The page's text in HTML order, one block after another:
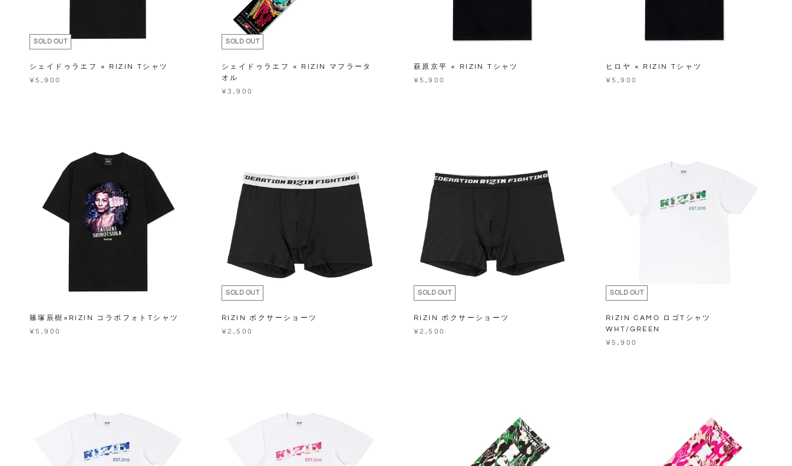
SOLD OUT
シェイドゥラエフ × RIZIN Tシャツ
¥5,900
SOLD OUT
シェイドゥラエフ × RIZIN マフラータ
オル
¥3,900
萩原京平 × RIZIN Tシャツ
¥5,900
ヒロヤ × RIZIN Tシャツ
¥5,900
篠塚辰樹×RIZIN コラボフォトTシャツ
¥5,900
SOLD OUT
RIZIN ボクサーショーツ
¥2,500
SOLD OUT
RIZIN ボクサーショーツ
¥2,500
SOLD OUT
RIZIN CAMO ロゴTシャツ
WHT/GREEN
¥5,900